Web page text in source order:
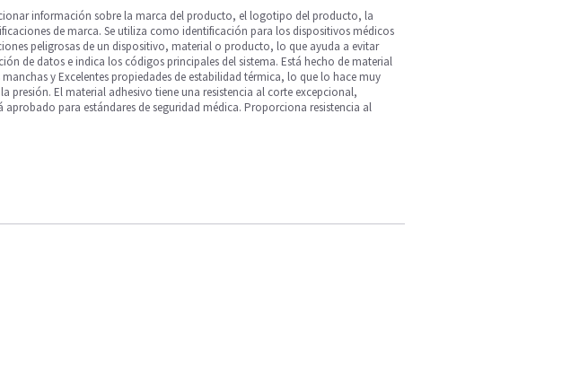
información sobre la marca del producto, el logotipo del producto, la
de marca. Se utiliza como identificación para los dispositivos médicos
peligrosas de un dispositivo, material o producto, lo que ayuda a evitar
de datos e indica los códigos principales del sistema. Está hecho de material
y Excelentes propiedades de estabilidad térmica, lo que lo hace muy
presión. El material adhesivo tiene una resistencia al corte excepcional,
para estándares de seguridad médica. Proporciona resistencia al